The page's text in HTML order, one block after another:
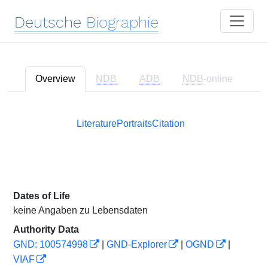
Deutsche Biographie
Overview NDB ADB NDB-online
LiteraturePortraitsCitation
Dates of Life
keine Angaben zu Lebensdaten
Authority Data
GND: 100574998
GND-Explorer OGND
VIAF